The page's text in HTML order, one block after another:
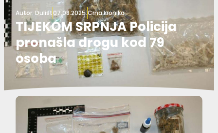
Autor: Dulist07.08.2025.Crna kronika
TIJEKOM SRPNJA Policija
pronašla drogu kod 79
osoba